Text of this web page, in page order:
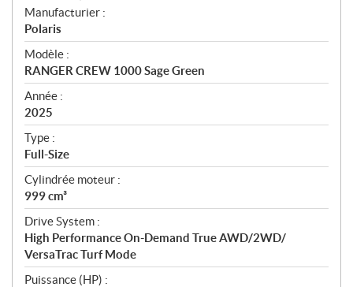
S
p
é
c
i
f
i
c
a
t
i
o
n
s
Manufacturier :
Polaris
Modèle :
RANGER CREW 1000 Sage Green
Année :
2025
Type :
Full-Size
Cylindrée moteur :
999 cm³
Drive System :
High Performance On-Demand True AWD/2WD/
VersaTrac Turf Mode
Puissance (HP) :